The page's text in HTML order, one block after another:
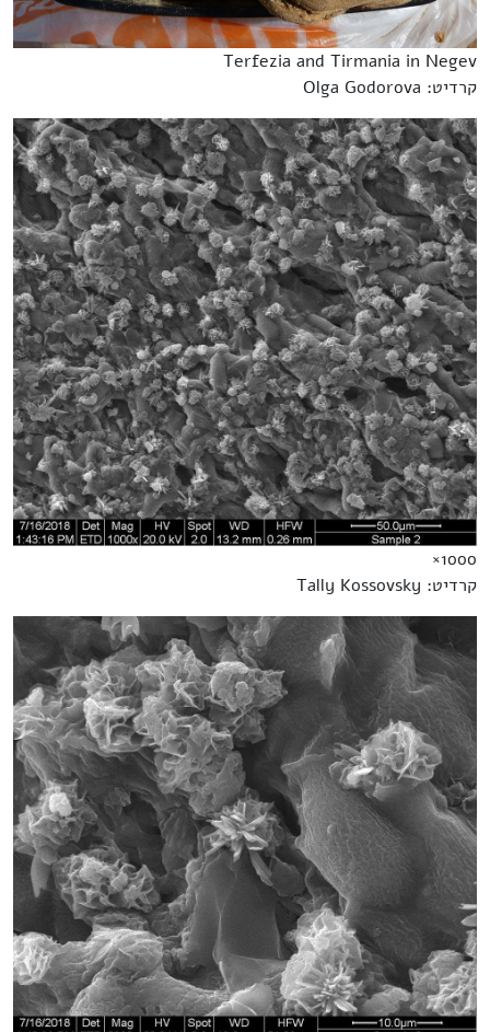
Terfezia and Tirmania in Negev
קרדיט: Olga Godorova
1000×
קרדיט: Tally Kossovsky